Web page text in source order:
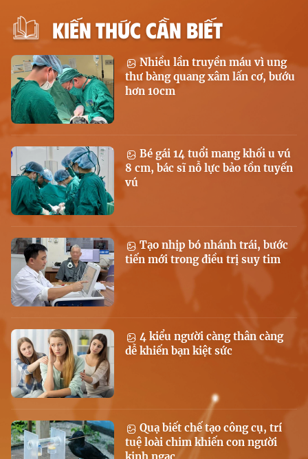
KIẾN THỨC CẦN BIẾT
Nhiều lần truyền máu vì ung
thư bàng quang xâm lấn cơ, bướu
hơn 10cm
Bé gái 14 tuổi mang khối u vú
8 cm, bác sĩ nỗ lực bảo tồn tuyến
vú
Tạo nhịp bó nhánh trái, bước
tiến mới trong điều trị suy tim
4 kiểu người càng thân càng
dễ khiến bạn kiệt sức
Quạ biết chế tạo công cụ, trí
tuệ loài chim khiến con người